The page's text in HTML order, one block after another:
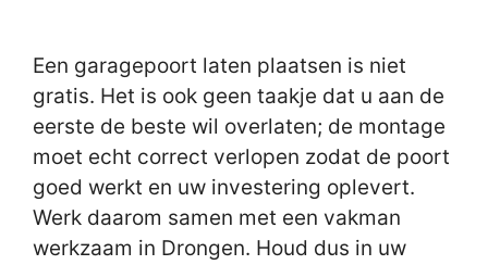
Een garagepoort laten plaatsen is niet
gratis. Het is ook geen taakje dat u aan de
eerste de beste wil overlaten; de montage
moet echt correct verlopen zodat de poort
goed werkt en uw investering oplevert.
Werk daarom samen met een vakman
werkzaam in Drongen. Houd dus in uw